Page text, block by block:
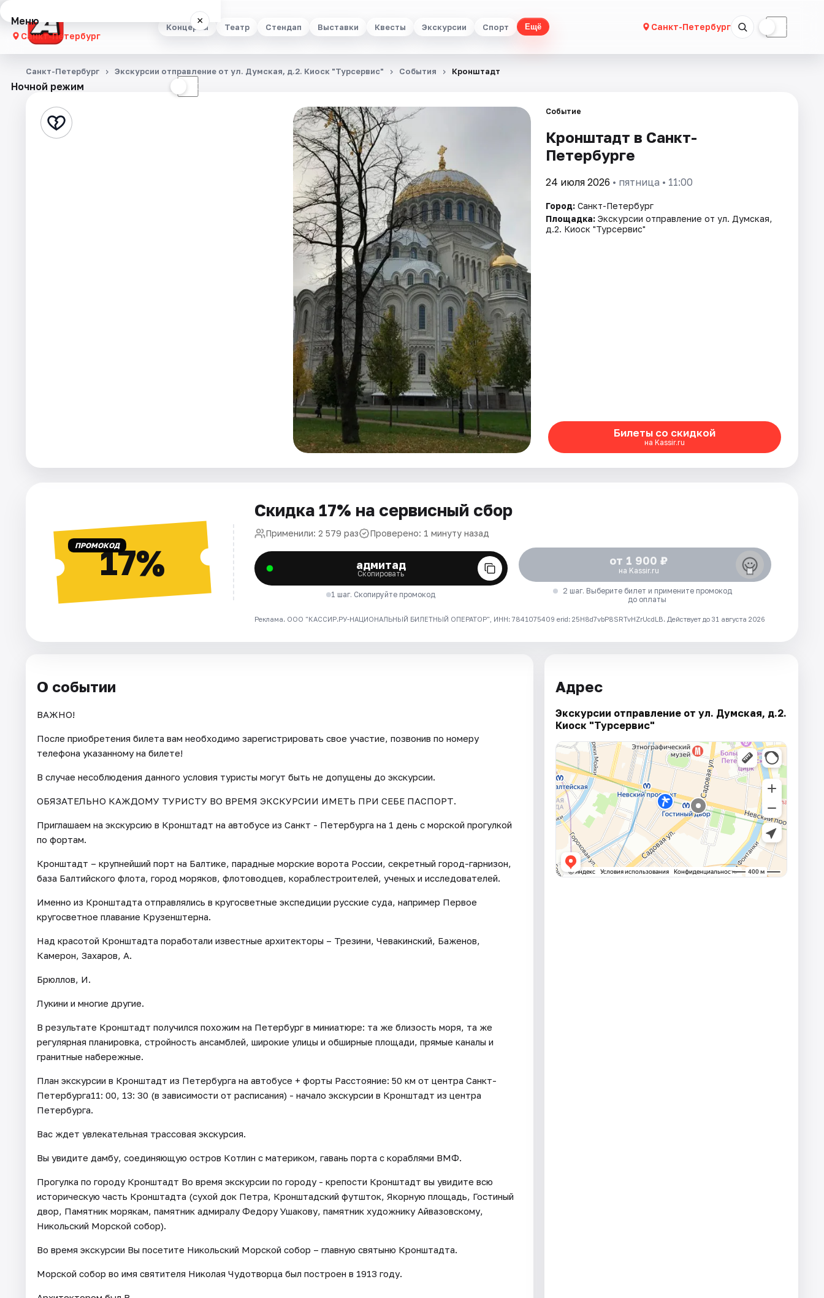
Концерты Театр Стендап Выставки Квесты Экскурсии Спорт Ещё Санкт-Петербург ☾
Меню ×
Санкт-Петербург
Концерты
Стендап
Ночной режим ☾
Санкт-Петербург Экскурсии отправление от ул. Думская, д.2. Киоск "Турсервис" События Кронштадт
Событие
Кронштадт в Санкт-
Петербурге
24 июля 2026 • пятница • 11:00
Город: Санкт-Петербург
Площадка: Экскурсии отправление от ул. Думская,
д.2. Киоск "Турсервис"
Билеты со скидкой
на Kassir.ru
ПРОМОКОД17%
Скидка 17% на сервисный сбор
Применили: 2 579 раз Проверено: 1 минуту назад
адмитад
Скопировать
1 шаг. Скопируйте промокод
от 1 900 ₽
на Kassir.ru
2 шаг. Выберите билет и примените промокод
до оплаты
Реклама. ООО "КАССИР.РУ-НАЦИОНАЛЬНЫЙ БИЛЕТНЫЙ ОПЕРАТОР", ИНН: 7841075409 erid: 25H8d7vbP8SRTvHZrUcdLB. Действует до 31 августа 2026
О событии
ВАЖНО!
После приобретения билета вам необходимо зарегистрировать свое участие, позвонив по номеру
телефона указанному на билете!
В случае несоблюдения данного условия туристы могут быть не допущены до экскурсии.
ОБЯЗАТЕЛЬНО КАЖДОМУ ТУРИСТУ ВО ВРЕМЯ ЭКСКУРСИИ ИМЕТЬ ПРИ СЕБЕ ПАСПОРТ.
Приглашаем на экскурсию в Кронштадт на автобусе из Санкт - Петербурга на 1 день с морской прогулкой
по фортам.
Кронштадт – крупнейший порт на Балтике, парадные морские ворота России, секретный город-гарнизон,
база Балтийского флота, город моряков, флотоводцев, кораблестроителей, ученых и исследователей.
Именно из Кронштадта отправлялись в кругосветные экспедиции русские суда, например Первое
кругосветное плавание Крузенштерна.
Над красотой Кронштадта поработали известные архитекторы – Трезини, Чевакинский, Баженов,
Камерон, Захаров, А.
Брюллов, И.
Лукини и многие другие.
В результате Кронштадт получился похожим на Петербург в миниатюре: та же близость моря, та же
регулярная планировка, стройность ансамблей, широкие улицы и обширные площади, прямые каналы и
гранитные набережные.
План экскурсии в Кронштадт из Петербурга на автобусе + форты Расстояние: 50 км от центра Санкт-
Петербурга11: 00, 13: 30 (в зависимости от расписания) - начало экскурсии в Кронштадт из центра
Петербурга.
Вас ждет увлекательная трассовая экскурсия.
Вы увидите дамбу, соединяющую остров Котлин с материком, гавань порта с кораблями ВМФ.
Прогулка по городу Кронштадт Во время экскурсии по городу - крепости Кронштадт вы увидите всю
историческую часть Кронштадта (сухой док Петра, Кронштадский футшток, Якорную площадь, Гостиный
двор, Памятник морякам, памятник адмиралу Федору Ушакову, памятник художнику Айвазовскому,
Никольский Морской собор).
Во время экскурсии Вы посетите Никольский Морской собор – главную святыню Кронштадта.
Морской собор во имя святителя Николая Чудотворца был построен в 1913 году.
Адрес
Экскурсии отправление от ул. Думская, д.2.
Киоск "Турсервис"